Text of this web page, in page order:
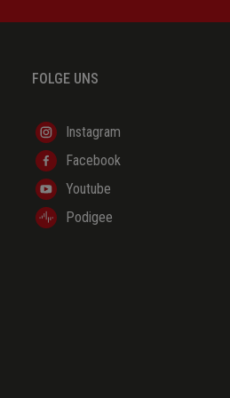
FOLGE UNS
Instagram
Facebook
Youtube
Podigee